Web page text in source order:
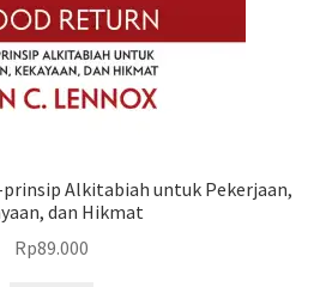
Alkitabiah untuk Pekerjaan,
dan Hikmat
Rp89.000